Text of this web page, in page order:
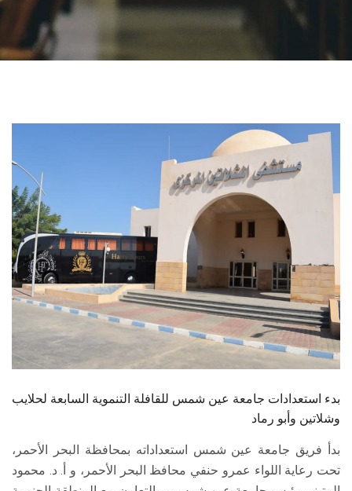
الأنظمة الذكية
هيئة التدريس
الدراسات العليا
الخريجين
الموظفون
الزائـرون
بدء استعدادات جامعة عين شمس للقافلة التنموية السابعة لحلايب
وشلاتين وأبو رماد
بدأ فريق جامعة عين شمس استعداداته بمحافظة البحر الأحمر،
تحت رعاية اللواء عمرو حنفي محافظ البحر الأحمر، و أ. د. محمود